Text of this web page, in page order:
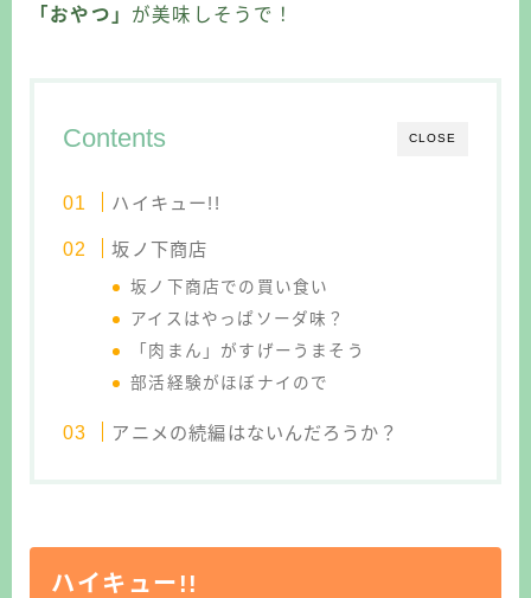
「おやつ」 が美味しそうで！
CLOSE
Contents
ハイキュー!!
坂ノ下商店
坂ノ下商店での買い食い
アイスはやっぱソーダ味？
「肉まん」がすげーうまそう
部活経験がほぼナイので
アニメの続編はないんだろうか？
ハイキュー!!